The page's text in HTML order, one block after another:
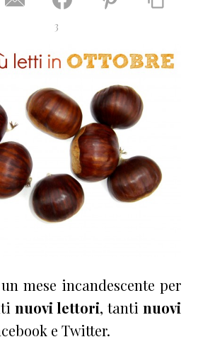
3
mese incandescente per
nuovi lettori, tantinuovi
e Twitter.